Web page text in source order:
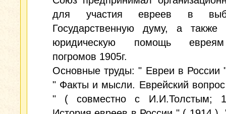
для участия евреев в
Государственную думу, а также
юридическую помощь
погромов 1905г.
Основные труды: " Евреи в России
" Факты и мысли. Еврейский
" ( совместно с И.И.Толстым;